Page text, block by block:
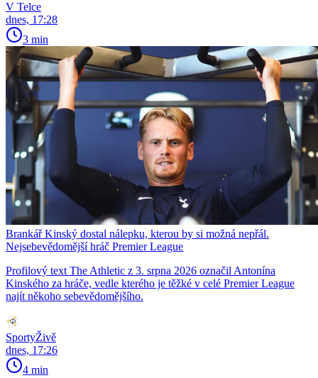
V Telce
dnes, 17:28
3 min
Brankář Kinský dostal nálepku, kterou by si možná nepřál.
Nejsebevědomější hráč Premier League
Profilový text The Athletic z 3. srpna 2026 označil Antonína
Kinského za hráče, vedle kterého je těžké v celé Premier League
najít někoho sebevědomějšího.
SportyŽivě
dnes, 17:26
4 min